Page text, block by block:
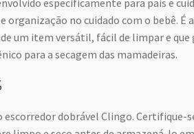
organização no cuidado com o bebê. É
um item versátil, fácil de limpar e que
para a secagem das mamadeiras.
escorredor dobrável Clingo. Certifique-